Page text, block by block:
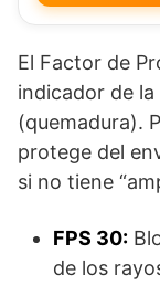
El Factor de
indicador de
(quemadura).
protege del
si no tiene
FPS 30:
de los